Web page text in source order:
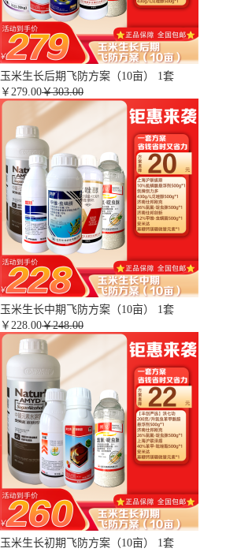
玉米生长后期飞防方案（10亩） 1套
￥ 279.00￥303.00
玉米生长中期飞防方案（10亩） 1套
￥ 228.00￥248.00
玉米生长初期飞防方案（10亩） 1套